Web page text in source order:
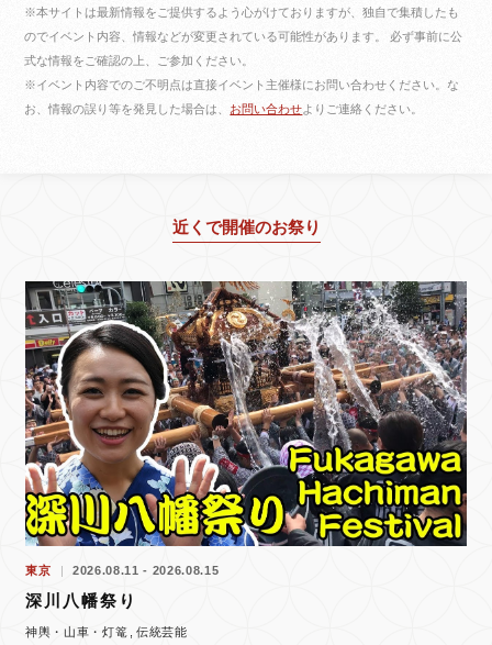
※本サイトは最新情報をご提供するよう心がけておりますが、独自で集積したも
のでイベント内容、情報などが変更されている可能性があります。 必ず事前に公
式な情報をご確認の上、ご参加ください。
※イベント内容でのご不明点は直接イベント主催様にお問い合わせください。な
お、情報の誤り等を発見した場合は、 お問い合わせよりご連絡ください。
近くで開催のお祭り
東京 2026.08.11 - 2026.08.15
深川八幡祭り
神輿・山車・灯篭 伝統芸能